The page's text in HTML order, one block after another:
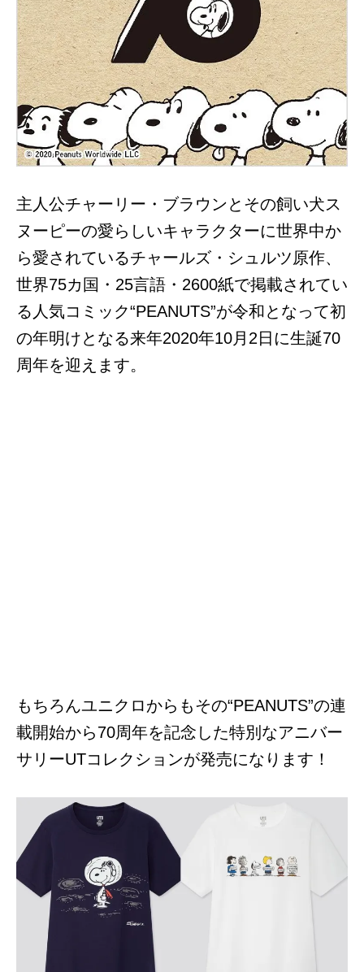
主人公チャーリー・ブラウンとその飼い犬ス
ヌーピーの愛らしいキャラクターに世界中か
ら愛されているチャールズ・シュルツ原作、
世界75カ国・25言語・2600紙で掲載されてい
る人気コミック“PEANUTS”が令和となって初
の年明けとなる来年2020年10月2日に生誕70
周年を迎えます。
もちろんユニクロからもその“PEANUTS”の連
載開始から70周年を記念した特別なアニバー
サリーUTコレクションが発売になります！